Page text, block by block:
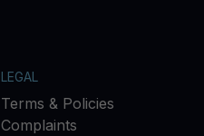
LEGAL
Terms & Policies
Complaints